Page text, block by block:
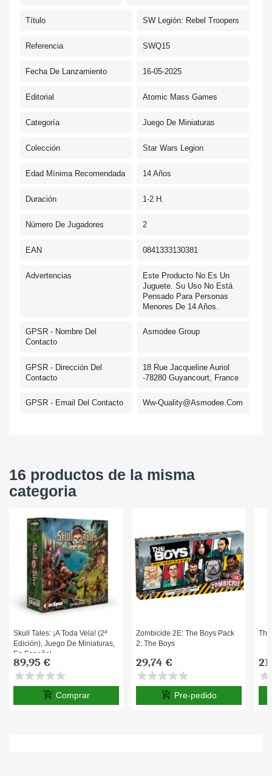
Título SW Legión: Rebel Troopers
Referencia SWQ15
Fecha De Lanzamiento 16-05-2025
Editorial Atomic Mass Games
Categoría Juego De Miniaturas
Colección Star Wars Legion
Edad Mínima Recomendada 14 Años
Duración 1-2 H.
Número De Jugadores 2
EAN 0841333130381
Advertencias
Este Producto No Es Un
Juguete. Su Uso No Está
Pensado Para Personas
Menores De 14 Años.
GPSR - Nombre Del
Contacto
Asmodee Group
GPSR - Dirección Del
Contacto
18 Rue Jacqueline Auriol
-78280 Guyancourt, France
GPSR - Email Del Contacto Ww-Quality@asmodee.com
16 productos de la misma
categoria
Skull Tales: ¡A Toda Vela! (2ª
Edición), Juego De Miniaturas,
En Español
89,95 €
starstarstarstarstar
add_shopping_cart Comprar
Zombicide 2E: The Boys Pack
2: The Boys
29,74 €
starstarstarstarstar
add_shopping_cart Pre-pedido
star